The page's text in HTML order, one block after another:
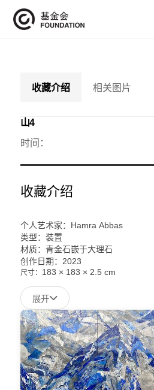
收藏介绍 相关图片
山4
时间：
收藏介绍
个人艺术家：Hamra Abbas
类型：装置
材质：青金石嵌于大理石
创作日期：2023
尺寸： 183 × 183 × 2.5 cm
展开